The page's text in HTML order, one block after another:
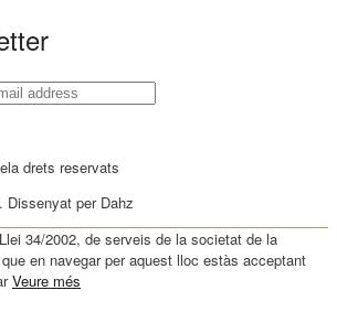
drets reservats
Dissenyat per Dahz
34/2002, de serveis de la societat de la
en navegar per aquest lloc estàs acceptant
Veure més